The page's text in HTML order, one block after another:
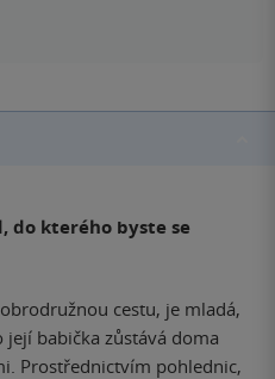
do kterého byste se
cestu, je mladá,
babička zůstává doma
Prostřednictvím pohlednic,